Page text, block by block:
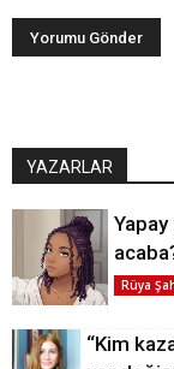
YAZARLAR
Rüya
“Kim